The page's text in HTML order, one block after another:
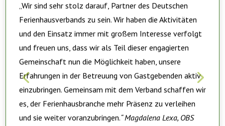
„Wir sind sehr stolz darauf, Partner des Deutschen
Ferienhausverbands zu sein. Wir haben die Aktivitäten
und den Einsatz immer mit großem Interesse verfolgt
und freuen uns, dass wir als Teil dieser engagierten
Gemeinschaft nun die Möglichkeit haben, unsere
Erfahrungen in der Betreuung von Gastgebenden aktiv
einzubringen. Gemeinsam mit dem Verband schaffen wir
es, der Ferienhausbranche mehr Präsenz zu verleihen
und sie weiter voranzubringen.“ Magdalena Lexa, OBS